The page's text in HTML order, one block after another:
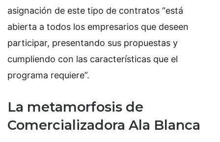
asignación de este tipo de contratos “está
abierta a todos los empresarios que deseen
participar, presentando sus propuestas y
cumpliendo con las características que el
programa requiere”.
La metamorfosis de
Comercializadora Ala Blanca